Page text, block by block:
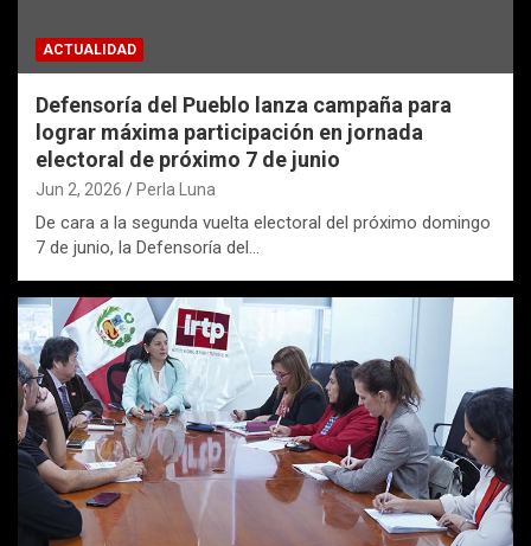
ACTUALIDAD
Defensoría del Pueblo lanza campaña para
lograr máxima participación en jornada
electoral de próximo 7 de junio
Jun 2, 2026 Perla Luna
De cara a la segunda vuelta electoral del próximo domingo
7 de junio, la Defensoría del…